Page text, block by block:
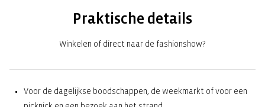
Praktische details
Winkelen of direct naar de fashionshow?
Voor de dagelijkse boodschappen, de weekmarkt of voor een